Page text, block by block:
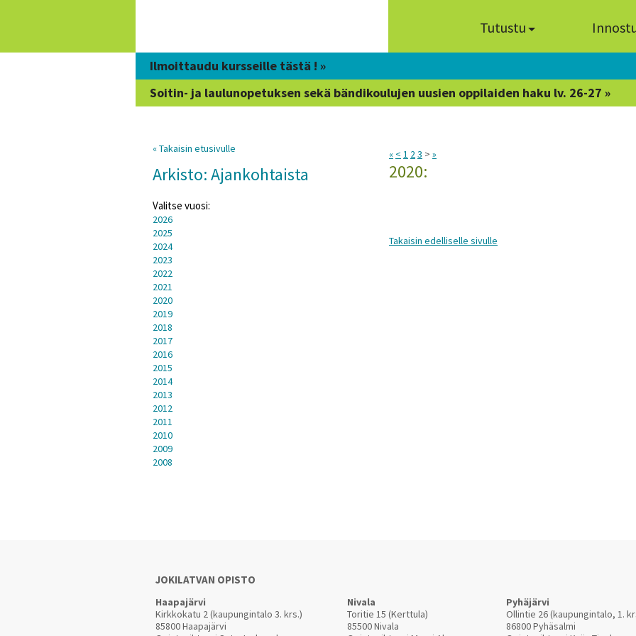
Tutustu
Ilmoittaudu kursseille tästä ! »
Soitin- ja laulunopetuksen sekä bändikoulujen uusien oppilaiden haku lv. 26-27 »
« < 1 23 > »
2020:
Takaisin edelliselle sivulle
« Takaisin etusivulle
Arkisto: Ajankohtaista
Valitse vuosi:
2026
2025
2024
2023
2022
2021
2020
2019
2018
2017
2016
2015
2014
2013
2012
2011
2010
2009
2008
JOKILATVAN OPISTO
Haapajärvi
Kirkkokatu 2 (kaupungintalo 3. krs.)
85800 Haapajärvi
Nivala
Toritie 15 (Kerttula)
85500 Nivala
Pyhäjärvi
Ollintie 26 (kaupungintalo, 1.
86800 Pyhäsalmi